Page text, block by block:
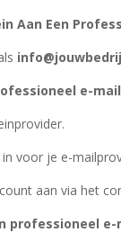
Aan Een
e-
in voor je e-
aan via het
professioneel e-